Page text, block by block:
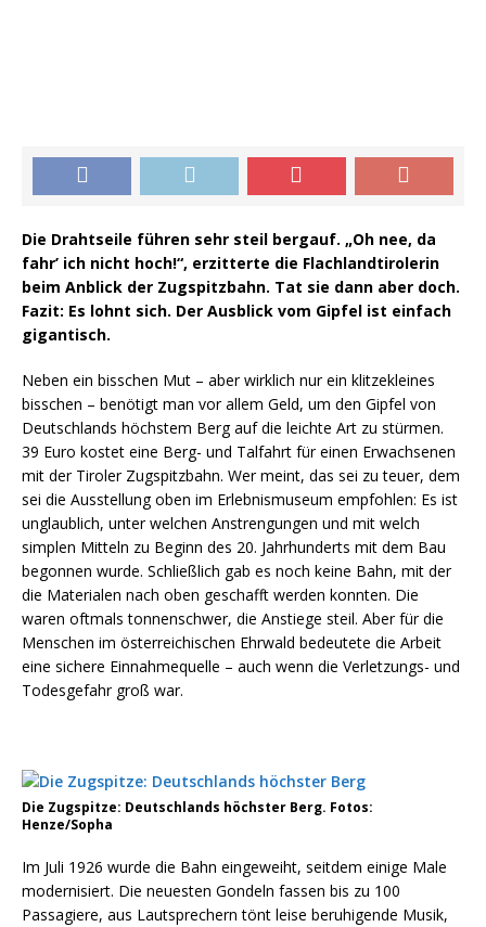
Die Drahtseile führen sehr steil bergauf. „Oh nee, da
fahr’ ich nicht hoch!“, erzitterte die Flachlandtirolerin
beim Anblick der Zugspitzbahn. Tat sie dann aber doch.
Fazit: Es lohnt sich. Der Ausblick vom Gipfel ist einfach
gigantisch.
Neben ein bisschen Mut – aber wirklich nur ein klitzekleines
bisschen – benötigt man vor allem Geld, um den Gipfel von
Deutschlands höchstem Berg auf die leichte Art zu stürmen.
39 Euro kostet eine Berg- und Talfahrt für einen Erwachsenen
mit der Tiroler Zugspitzbahn. Wer meint, das sei zu teuer, dem
sei die Ausstellung oben im Erlebnismuseum empfohlen: Es ist
unglaublich, unter welchen Anstrengungen und mit welch
simplen Mitteln zu Beginn des 20. Jahrhunderts mit dem Bau
begonnen wurde. Schließlich gab es noch keine Bahn, mit der
die Materialen nach oben geschafft werden konnten. Die
waren oftmals tonnenschwer, die Anstiege steil. Aber für die
Menschen im österreichischen Ehrwald bedeutete die Arbeit
eine sichere Einnahmequelle – auch wenn die Verletzungs- und
Todesgefahr groß war.
Die Zugspitze: Deutschlands höchster Berg. Fotos:
Henze/Sopha
Im Juli 1926 wurde die Bahn eingeweiht, seitdem einige Male
modernisiert. Die neuesten Gondeln fassen bis zu 100
Passagiere, aus Lautsprechern tönt leise beruhigende Musik,